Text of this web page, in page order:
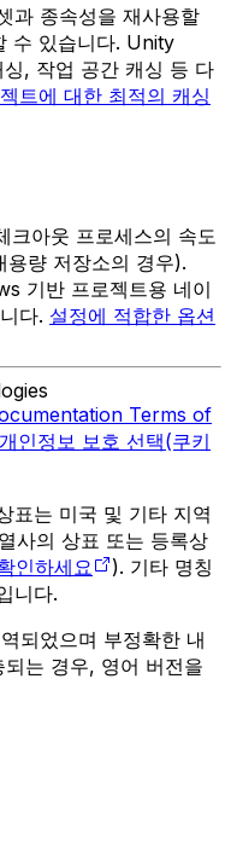
과 종속성을 재사용할
수 있습니다. Unity
, 작업 공간 캐싱 등 다
트에 대한 최적의 캐싱
크아웃 프로세스의 속도
량 저장소의 경우).
기반 프로젝트용 네이
다. 설정에 적합한 옵션
Terms of
개인정보 보호 선택(쿠키
는 미국 및 기타 지역
사의 상표 또는 등록상
인하세요
). 기타 명칭
니다.
되었으며 부정확한 내
는 경우, 영어 버전을